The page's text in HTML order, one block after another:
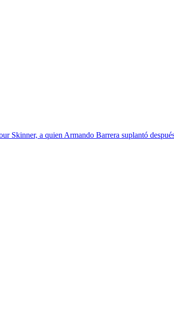
Skinner, a quien Armando Barrera suplantó